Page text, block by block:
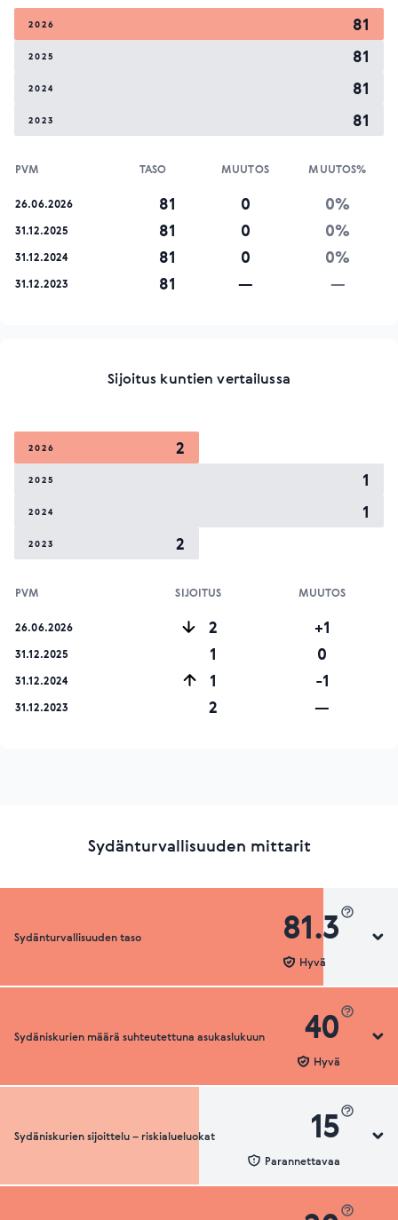
2026 81
2025 81
2024 81
2023 81
PVM TASO MUUTOS MUUTOS%
26.06.2026 81 0 0%
31.12.2025 81 0 0%
31.12.2024 81 0 0%
31.12.2023 81 — —
Sijoitus kuntien vertailussa
2026 2
2025 1
2024 1
2023 2
PVM SIJOITUS MUUTOS
26.06.2026 2 +1
31.12.2025 1 0
31.12.2024 1 -1
31.12.2023 2 —
Sydänturvallisuuden mittarit
Sydänturvallisuuden taso 81.3
Hyvä
Sydänturvallisuuden luokka
Sydäniskurien määrä suhteutettuna asukaslukuun 40
Hyvä
Sydäniskurien määrä suhteutettuna asukaslukuun
Sydäniskurien sijoittelu – riskialueluokat 15
Parannettavaa